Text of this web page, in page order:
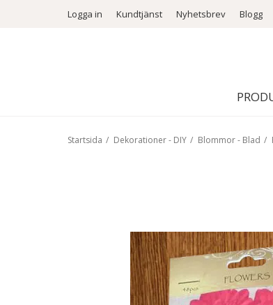
Logga in Kundtjänst Nyhetsbrev Blogg
Startsida / Dekorationer - DIY / Blommor - Blad /